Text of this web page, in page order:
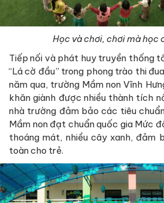
Học và chơi, chơi mà học
Tiếp nối và phát huy truyền thống
“Lá cờ đầu” trong phong trào thi
năm qua, trường Mầm non Vĩnh
khăn giành được nhiều thành tích
nhà trường đảm bảo các tiêu
Mầm non đạt chuẩn quốc gia Mức
thoáng mát, nhiều cây xanh, đảm
toàn cho trẻ.